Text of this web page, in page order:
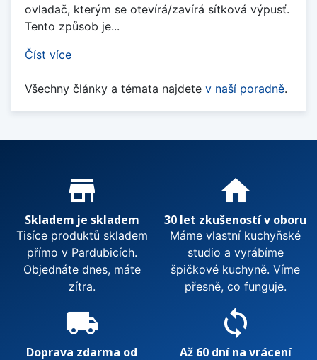
ovladač, kterým se otevírá/zavírá sítková výpusť.
Tento způsob je...
Číst více
Všechny články a témata najdete v naší poradně.
Proč nakupovat u nás?
store_mall_directory
Skladem je skladem
Tisíce produktů skladem
přímo v Pardubicích.
Objednáte dnes, máte
zítra.
home
30 let zkušeností v oboru
Máme vlastní kuchyňské
studio a vyrábíme
špičkové kuchyně. Víme
přesně, co funguje.
local_shipping
Doprava zdarma od
sync
Až 60 dní na vrácení